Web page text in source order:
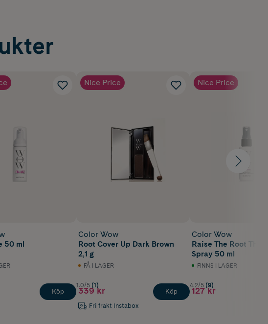
50 ml
Köp
Nice Price
Color Wow
Root Cover Up Dark Brown
2,1 g
FÅ I LAGER
1.0/5 (1)
339 kr
Fri frakt Instabox
Köp
Nice Price
Color Wow
Raise The Root
Spray 50 ml
FINNS I LAGER
4.2/5 (9)
127 kr